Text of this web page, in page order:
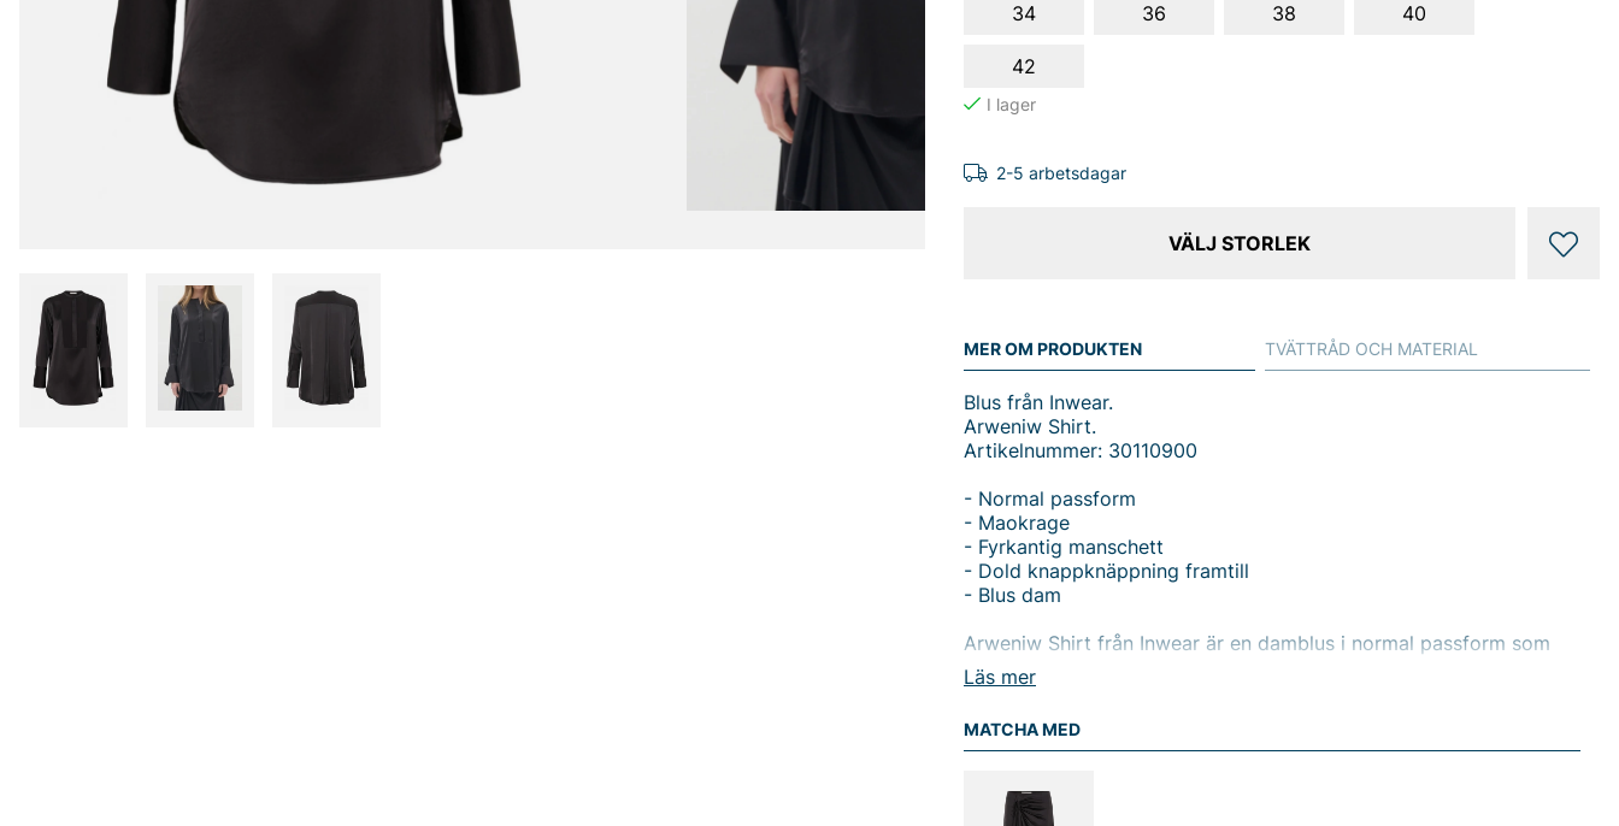
34
36 38 40
42
2-5 arbetsdagar
VÄLJ STORLEK
MER OM PRODUKTEN
Läs mer
Blus från Inwear.
Arweniw Shirt.
Artikelnummer: 30110900
- Normal passform
- Maokrage
- Fyrkantig manschett
- Dold knappknäppning framtill
- Blus dam
Arweniw Shirt från Inwear är en damblus i normal passform som
kombinerar en ren, modern look med skön komfort. Den eleganta
maokragen ger ett samtida uttryck, medan den dolda
minimalistisk silhuett. Den fyrkantiga manschetten ger subtila detaljer
Tillverkad av ett behagligt tyg bestående av 97% viskos och 3%
TVÄTTRÅD OCH MATERIAL
MATCHA MED